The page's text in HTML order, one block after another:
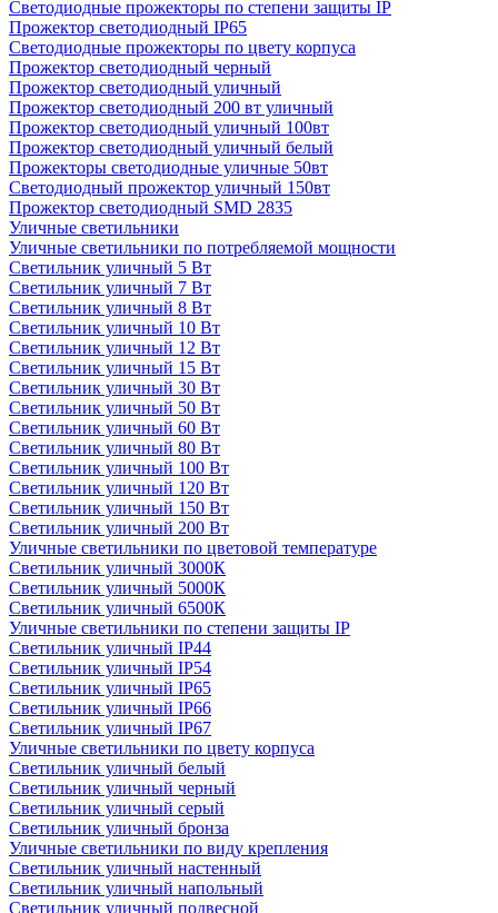
Светодиодные прожекторы по степени защиты IP
Прожектор светодиодный IP65
Светодиодные прожекторы по цвету корпуса
Прожектор светодиодный черный
Прожектор светодиодный уличный
Прожектор светодиодный 200 вт уличный
Прожектор светодиодный уличный 100вт
Прожектор светодиодный уличный белый
Прожекторы светодиодные уличные 50вт
Светодиодный прожектор уличный 150вт
Прожектор светодиодный SMD 2835
Уличные светильники
Уличные светильники по потребляемой мощности
Светильник уличный 5 Вт
Светильник уличный 7 Вт
Светильник уличный 8 Вт
Светильник уличный 10 Вт
Светильник уличный 12 Вт
Светильник уличный 15 Вт
Светильник уличный 30 Вт
Светильник уличный 50 Вт
Светильник уличный 60 Вт
Светильник уличный 80 Вт
Светильник уличный 100 Вт
Светильник уличный 120 Вт
Светильник уличный 150 Вт
Светильник уличный 200 Вт
Уличные светильники по цветовой температуре
Cветильник уличный 3000К
Cветильник уличный 5000К
Cветильник уличный 6500К
Уличные светильники по степени защиты IP
Светильник уличный IP44
Светильник уличный IP54
Светильник уличный IP65
Светильник уличный IP66
Светильник уличный IP67
Уличные светильники по цвету корпуса
Светильник уличный белый
Светильник уличный черный
Светильник уличный серый
Светильник уличный бронза
Уличные светильники по виду крепления
Светильник уличный настенный
Светильник уличный напольный
Светильник уличный подвесной